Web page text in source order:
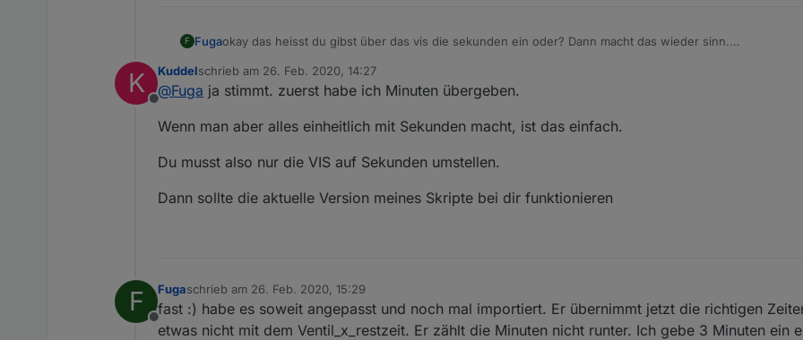
F Fugaokay das heisst du gibst über das vis die sekunden ein oder? Dann macht das wieder sinn.
K
Offline
Kuddelschrieb am 26. Feb. 2020, 14:27
zuletzt editiert von
@Fuga ja stimmt. zuerst habe ich Minuten übergeben.
Wenn man aber alles einheitlich mit Sekunden macht, ist das einfach.
Du musst also nur die VIS auf Sekunden umstellen.
Dann sollte die aktuelle Version meines Skripte bei dir funktionieren
F
Offline
Fugaschrieb am 26. Feb. 2020, 15:29
zuletzt editiert von
fast :) habe es soweit angepasst und noch mal importiert. Er übernimmt jetzt die richtigen
etwas nicht mit dem Ventil_x_restzeit. Er zählt die Minuten nicht runter. Ich gebe 3 Minuten ein